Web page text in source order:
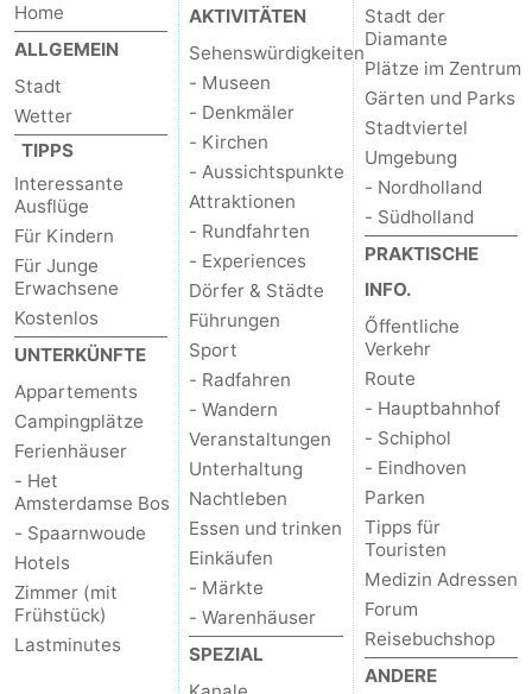
Home
ALLGEMEIN
Stadt
Wetter
TIPPS
Interessante
Ausflüge
Für Kindern
Für Junge
Erwachsene
Kostenlos
UNTERKÜNFTE
Appartements
Campingplätze
Ferienhäuser
- Het
Amsterdamse Bos
- Spaarnwoude
Hotels
Zimmer (mit
Frühstück)
Lastminutes
AKTIVITÄTEN
Sehenswürdigkeiten
- Museen
- Denkmäler
- Kirchen
- Aussichtspunkte
Attraktionen
- Rundfahrten
- Experiences
Dörfer & Städte
Führungen
Sport
- Radfahren
- Wandern
Veranstaltungen
Unterhaltung
Nachtleben
Essen und trinken
Einkäufen
- Märkte
- Warenhäuser
SPEZIAL
Stadt der
Diamante
Plätze im Zentrum
Gärten und Parks
Stadtviertel
Umgebung
- Nordholland
- Südholland
PRAKTISCHE
INFO.
Őffentliche
Verkehr
Route
- Hauptbahnhof
- Schiphol
- Eindhoven
Parken
Tipps für
Touristen
Medizin Adressen
Forum
Reisebuchshop
ANDERE